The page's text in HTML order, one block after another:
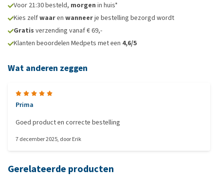
Voor 21:30 besteld, morgen in huis*
Kies zelfwaaren wanneerje bestelling bezorgd wordt
Gratis verzending vanaf € 69,-
Klanten beoordelen Medpets met een 4,6/5
Wat anderen zeggen
Prima
Goed product en correcte bestelling
7 december 2025, doorErik
Gerelateerde producten